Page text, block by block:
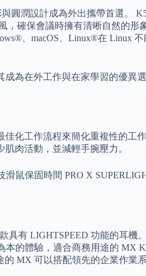
圓潤設計成為外出攜帶首選。
，確保會議時擁有清晰自然的
、macOS、Linux®在 Linux
為在外工作與在家學習的優異
化工作流程來簡化重複性的
肉活動，並減輕手腕壓力。
鼠保固時間 PRO X
有 LIGHTSPEED 功能的耳
的體驗，適合商務用途的 MX
MX 可以搭配領先的企業作